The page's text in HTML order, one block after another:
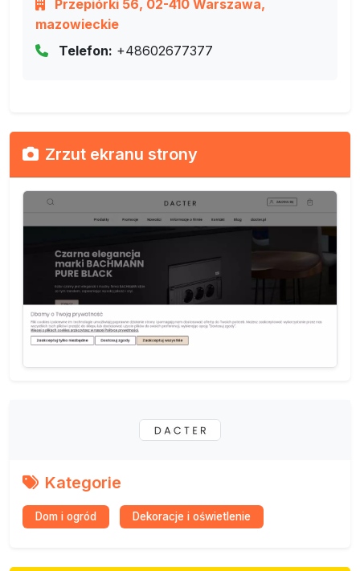
Przepiórki 56, 02-410 Warszawa,
mazowieckie
Telefon: +48602677377
Zrzut ekranu strony
Kategorie
Dom i ogród Dekoracje i oświetlenie